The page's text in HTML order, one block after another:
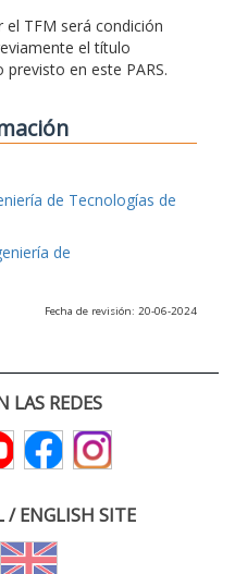
TFM será condición
el título
en este PARS.
de Tecnologías de
de
Fecha de revisión: 20-06-2024
LAS REDES
/ ENGLISH SITE